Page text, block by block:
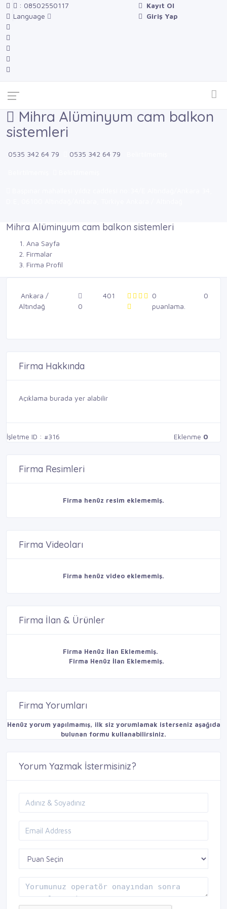
: 08502550117
Language
Kayıt Ol
Giriş Yap
Mihra Alüminyum cam balkon
sistemleri
0535 342 64 79 0535 342 64 79
Mihra Alüminyum cam balkon sistemleri
Ana Sayfa
Firmalar
Firma Profil
Ankara /
Altındağ
0
401
0
puanlama.
0
Firma Hakkında
Açıklama burada yer alabilir
İşletme ID : #316 Eklenme 0
Firma Resimleri
Firma henüz resim eklememiş.
Firma Videoları
Firma henüz video eklememiş.
Firma İlan & Ürünler
Firma Henüz İlan Eklememiş.
Firma Henüz İlan Eklememiş.
Firma Yorumları
Henüz yorum yapılmamış, ilk siz yorumlamak isterseniz aşağıda
bulunan formu kullanabilirsiniz.
Yorum Yazmak İstermisiniz?